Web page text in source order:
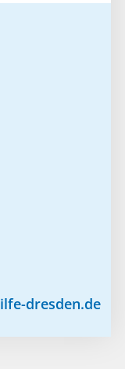
lf -dr sd n d